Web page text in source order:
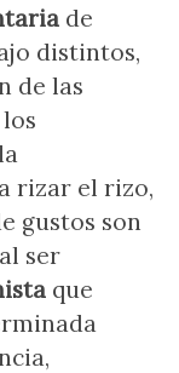
de
distintos,
de las
rizar el rizo,
gustos son
al ser
que